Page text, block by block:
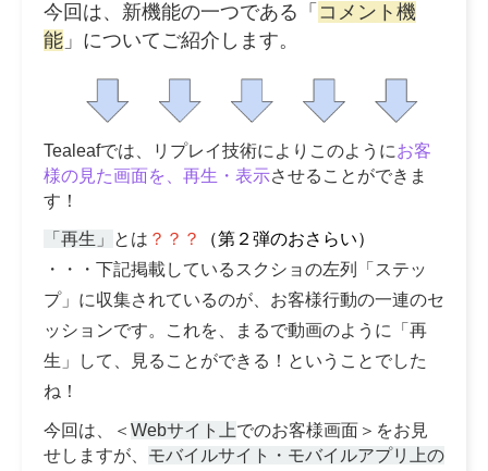
今回は、新機能の一つである「 コメント機
能 」についてご紹介します。
Tealeafでは、リプレイ技術によりこのようにお客
様の見た画面を、再生・表示させることができま
す！
「再生」 とは ？？？
（第２弾のおさらい）
・・・下記掲載しているスクショの左列「ステッ
プ」に収集されているのが、お客様行動の一連のセ
ッションです。これを、まるで動画のように「再
生」して、見ることができる！ということでした
ね！
今回は、＜ Webサイト上でのお客様画面＞をお見
せしますが、 モバイルサイト・モバイルアプリ上の